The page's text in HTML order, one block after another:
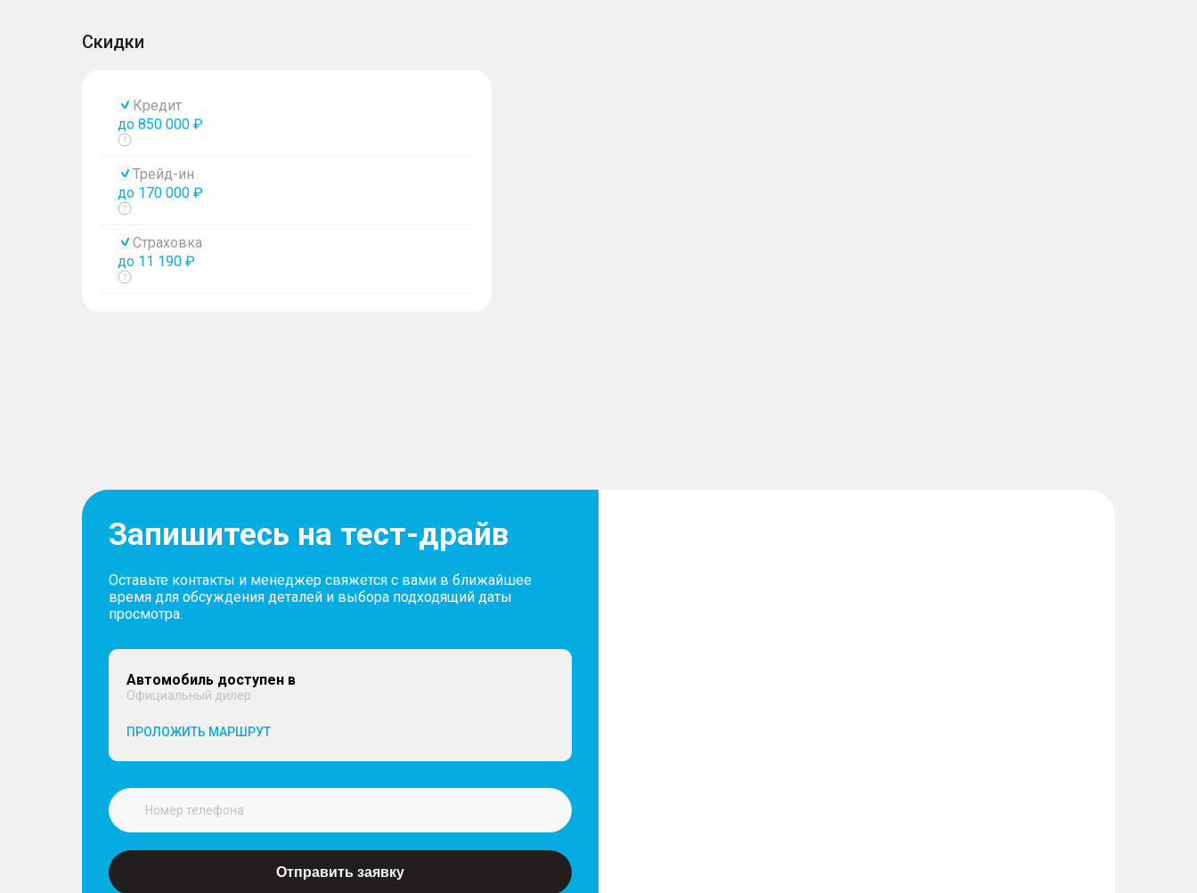
Скидки
Кредит
до 850 000 ₽
Показать
Трейд-ин
до 170 000 ₽
Показать
Страховка
до 11 190 ₽
Показать
Запишитесь на тест-драйв
Оставьте контакты и менеджер свяжется с вами в ближайшее
время для обсуждения деталей и выбора подходящий даты
просмотра.
Автомобиль доступен в
Официальный дилер
ПРОЛОЖИТЬ МАРШРУТ
Отправить заявку